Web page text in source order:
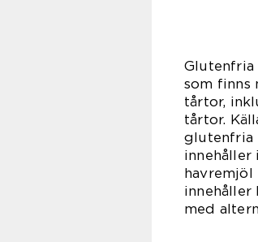
som finns
tårtor,
tårtor.
glutenfria
innehåller
innehåller
med